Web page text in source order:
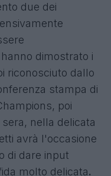
due dei
dimostrato i
riconosciuto dallo
stampa di
poi
nella delicata
avrà l'occasione
di dare input
molto delicata.